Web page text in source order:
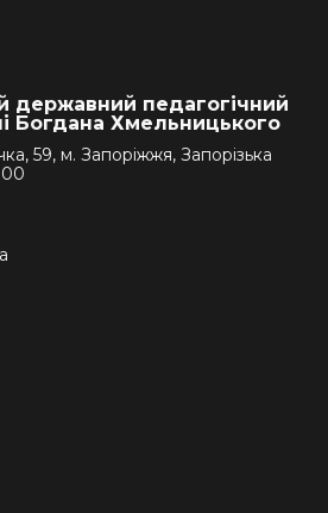
державний педагогічний
Богдана Хмельницького
59, м. Запоріжжя, Запорізька